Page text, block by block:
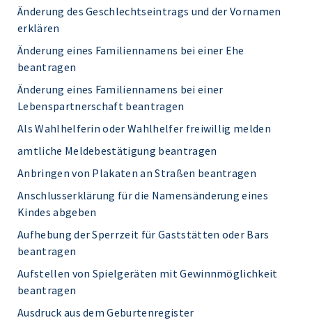
Änderung des Geschlechtseintrags und der Vornamen
erklären
Änderung eines Familiennamens bei einer Ehe
beantragen
Änderung eines Familiennamens bei einer
Lebenspartnerschaft beantragen
Als Wahlhelferin oder Wahlhelfer freiwillig melden
amtliche Meldebestätigung beantragen
Anbringen von Plakaten an Straßen beantragen
Anschlusserklärung für die Namensänderung eines
Kindes abgeben
Aufhebung der Sperrzeit für Gaststätten oder Bars
beantragen
Aufstellen von Spielgeräten mit Gewinnmöglichkeit
beantragen
Ausdruck aus dem Geburtenregister